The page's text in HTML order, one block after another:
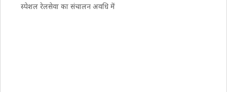
स्पेशल रेलसेवा का संचालन अवधि में